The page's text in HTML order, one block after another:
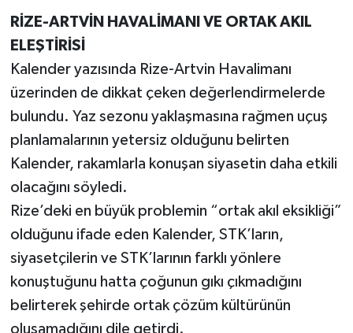
RİZE-ARTVİN HAVALİMANI VE ORTAK AKIL
ELEŞTİRİSİ
Kalender yazısında Rize-Artvin Havalimanı
üzerinden de dikkat çeken değerlendirmelerde
bulundu. Yaz sezonu yaklaşmasına rağmen uçuş
planlamalarının yetersiz olduğunu belirten
Kalender, rakamlarla konuşan siyasetin daha etkili
olacağını söyledi.
Rize’deki en büyük problemin “ortak akıl eksikliği”
olduğunu ifade eden Kalender, STK’ların,
siyasetçilerin ve STK’larının farklı yönlere
konuştuğunu hatta çoğunun gıkı çıkmadığını
belirterek şehirde ortak çözüm kültürünün
oluşamadığını dile getirdi.